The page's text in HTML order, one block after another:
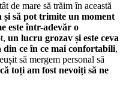
de mare să trăim în această
și să pot trimite un moment
este într-adevăr o
un lucru grozav și este ceva
ce în ce mai confortabili,
să mergem personal să
toți am fost nevoiți să ne